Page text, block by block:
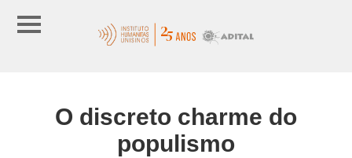
O discreto charme do
populismo